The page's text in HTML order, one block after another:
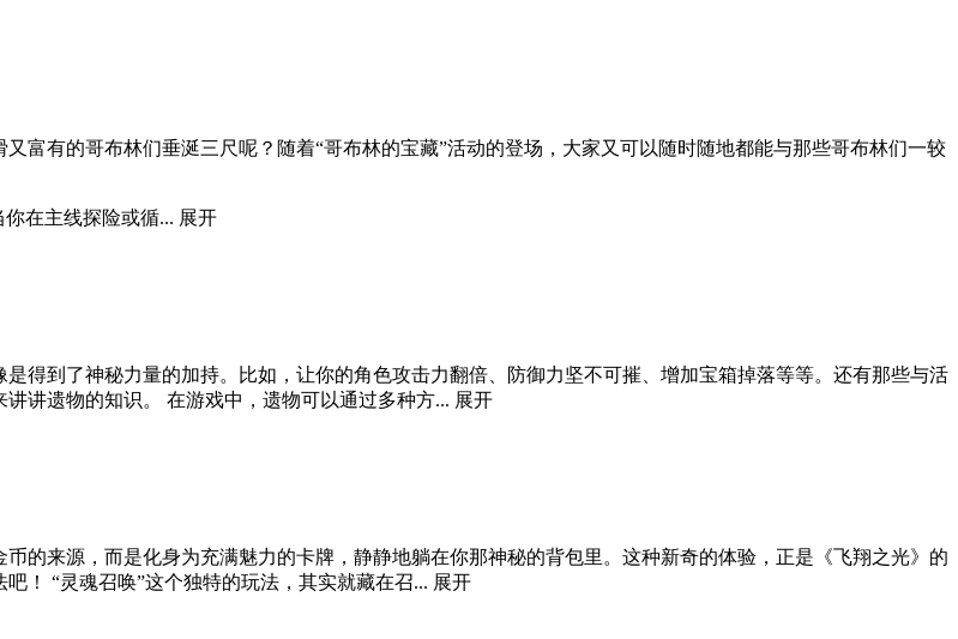
富有的哥布林们垂涎三尺呢？随着“哥布林的宝藏”活动的登场，大家又可以随时随地都能与那些哥布林们一较
在主线探险或循... 展开
得到了神秘力量的加持。比如，让你的角色攻击力翻倍、防御力坚不可摧、增加宝箱掉落等等。还有那些与活
讲遗物的知识。 在游戏中，遗物可以通过多种方... 展开
的来源，而是化身为充满魅力的卡牌，静静地躺在你那神秘的背包里。这种新奇的体验，正是《飞翔之光》的
！ “灵魂召唤”这个独特的玩法，其实就藏在召... 展开